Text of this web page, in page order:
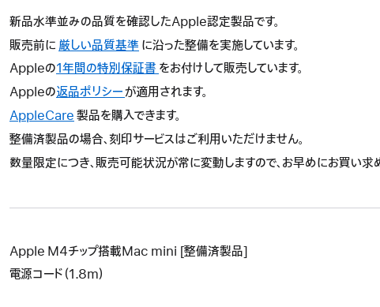
新品水準並みの品質を確認したApple認定製品です。
販売前に 厳しい品質基準 に沿った整備を実施しています。
Appleの1年間の特別保証書 こ
の
作
に
よ
ウ
をお付けして販売しています。
Appleの返品ポリシーこ
の
操
作
に
い
が適用されます。
AppleCare こ
の
作
よ
新
い
製品を購入できます。
整備済製品の場合、刻印サービスはご利用いただけません。
数量限定につき、販売可能状況が常に変動しますので、お早めにお買い求
Apple M4チップ搭載Mac mini [整備済製品]
電源コード（1.8m）